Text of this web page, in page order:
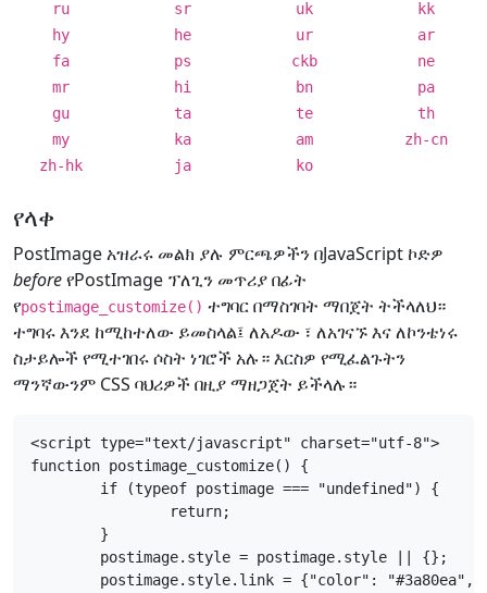
ru
sr uk
kk
hy
he ur
ar
fa
ps ckb
ne
mr
hi bn
pa
gu
ta te
th
my
ka am
zh-cn
zh-hk
ja ko
የላቀ
PostImage አዝራሩ መልክ ያሉ ምርጫዎችን በJavaScript ኮድዎ
beforeየPostImage ፕለጊን መጥሪያ በፊት
የpostimage_customize() ተግባር በማስገባት ማበጀት ትችላለህ።
ተግባሩ እንደ ከሚከተለው ይመስላል፤ ለአዶው ፣ ለአገናኙ እና ለኮንቴነሩ
ስታይሎች የሚተገበሩ ሶስት ነገሮች አሉ። እርስዎ የሚፈልጉትን
ማንኛውንም CSS ባህሪዎች በዚያ ማዘጋጀት ይችላሉ።
<script type="text/javascript" charset="utf-8">
function postimage_customize() {